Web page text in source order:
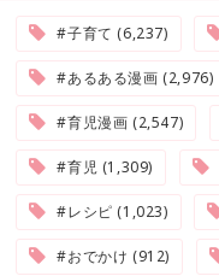
#子育て (6,237)
#あるある漫画 (2,976)
#育児漫画 (2,547)
#育児 (1,309)
#レシピ (1,023)
#おでかけ (912)